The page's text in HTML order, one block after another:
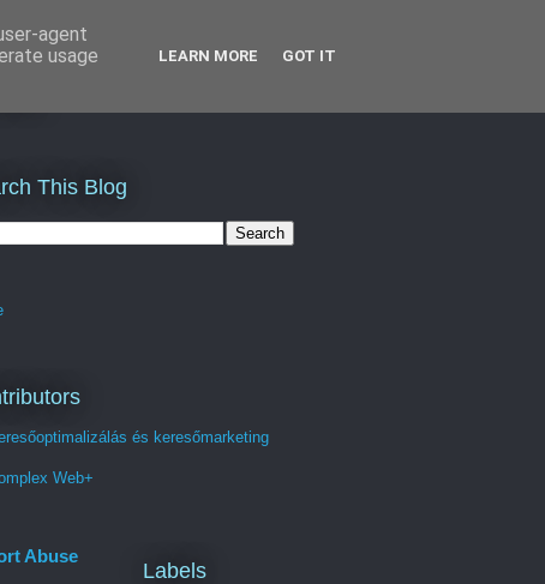
This Blog
és keresőmarketing
Web+
Abuse
Labels
agent
usage
LEARN MORE GOT IT